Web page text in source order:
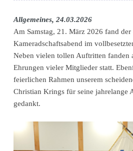
Allgemeines, 24.03.2026
Am Samstag, 21. März 2026 fand der
Kameradschaftsabend im
Neben vielen tollen Auftritten fanden
Ehrungen vieler Mitglieder statt.
feierlichen Rahmen unserem
Christian Krings für seine jahrelange
gedankt.